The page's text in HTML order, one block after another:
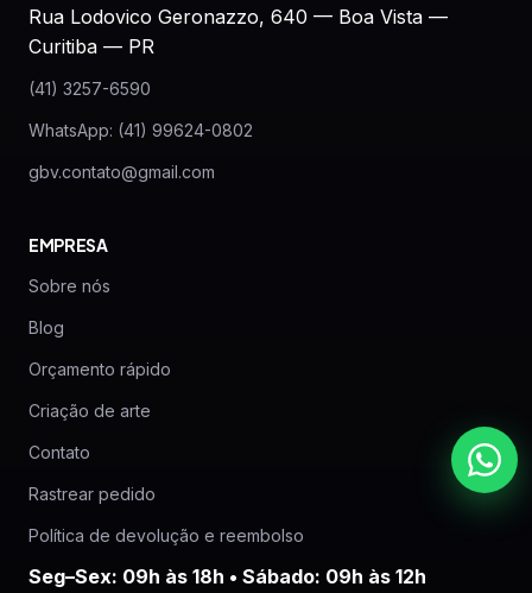
Rua Lodovico Geronazzo, 640 — Boa Vista —
Curitiba — PR
(41) 3257-6590
WhatsApp: (41) 99624-0802
gbv.contato@gmail.com
EMPRESA
Sobre nós
Blog
Orçamento rápido
Criação de arte
Contato
Rastrear pedido
Política de devolução e reembolso
Seg–Sex: 09h às 18h • Sábado: 09h às 12h